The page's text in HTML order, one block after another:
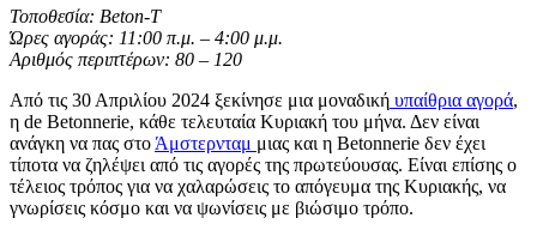
Τοποθεσία: Beton-T
Ώρες αγοράς: 11:00 π.μ. – 4:00 μ.μ.
Αριθμός περιπτέρων: 80 – 120
Από τις 30 Απριλίου 2024 ξεκίνησε μια μοναδική υπαίθρια αγορά,
η de Betonnerie, κάθε τελευταία Κυριακή του μήνα. Δεν είναι
ανάγκη να πας στο Άμστερνταμ μιας και η Betonnerie δεν έχει
τίποτα να ζηλέψει από τις αγορές της πρωτεύουσας. Είναι επίσης ο
τέλειος τρόπος για να χαλαρώσεις το απόγευμα της Κυριακής, να
γνωρίσεις κόσμο και να ψωνίσεις με βιώσιμο τρόπο.